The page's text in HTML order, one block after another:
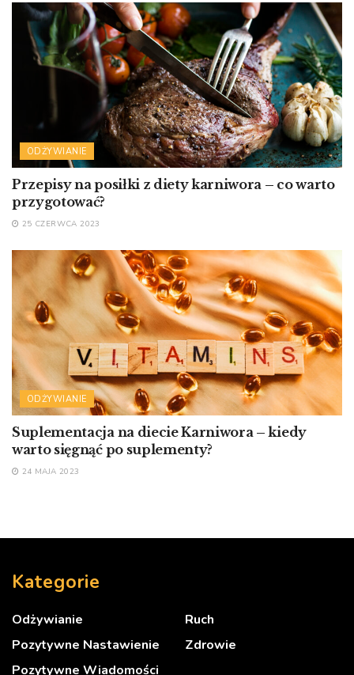
ODŻYWIANIE
Przepisy na posiłki z diety karniwora – co warto
przygotować?
25 CZERWCA 2023
ODŻYWIANIE
Suplementacja na diecie Karniwora – kiedy
warto sięgnąć po suplementy?
24 MAJA 2023
Kategorie
Odżywianie
Pozytywne Nastawienie
Pozytywne Wiadomości
Ruch
Zdrowie